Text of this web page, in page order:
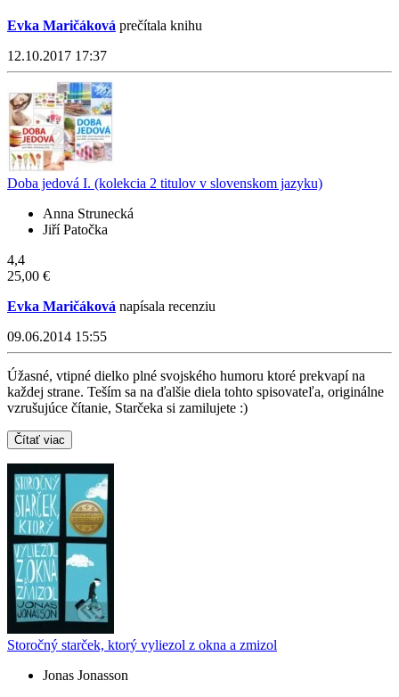
Evka Maričáková prečítala knihu
12.10.2017 17:37
Doba jedová I. (kolekcia 2 titulov v slovenskom jazyku)
Anna Strunecká
Jiří Patočka
4,4
25,00 €
Evka Maričáková napísala recenziu
09.06.2014 15:55
Úžasné, vtipné dielko plné svojského humoru ktoré prekvapí na
každej strane. Teším sa na ďalšie diela tohto spisovateľa, originálne
vzrušujúce čítanie, Starčeka si zamilujete :)
Čítať viac
Storočný starček, ktorý vyliezol z okna a zmizol
Jonas Jonasson